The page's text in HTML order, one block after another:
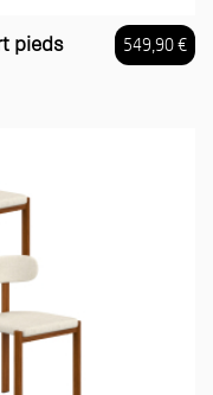
Prix
549,90 €